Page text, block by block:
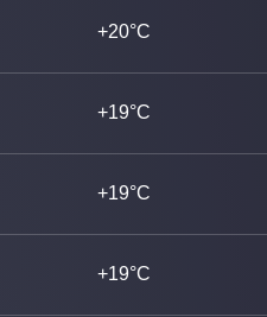
+20°C
+19°C
+19°C
+19°C